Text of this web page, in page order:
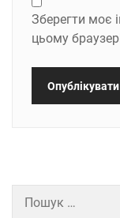
Зберегти моє
цьому